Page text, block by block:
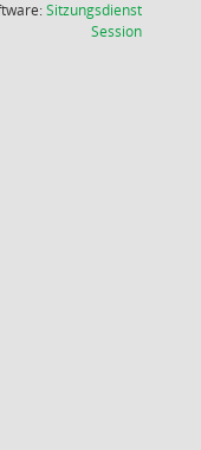
Sitzungsdienst
Session(Wird in